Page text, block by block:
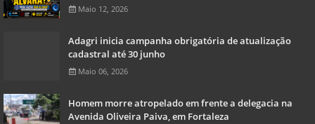
Maio 12, 2026
Adagri inicia campanha obrigatória de atualização
cadastral até 30 junho
Maio 06, 2026
Homem morre atropelado em frente a delegacia na
Avenida Oliveira Paiva, em Fortaleza